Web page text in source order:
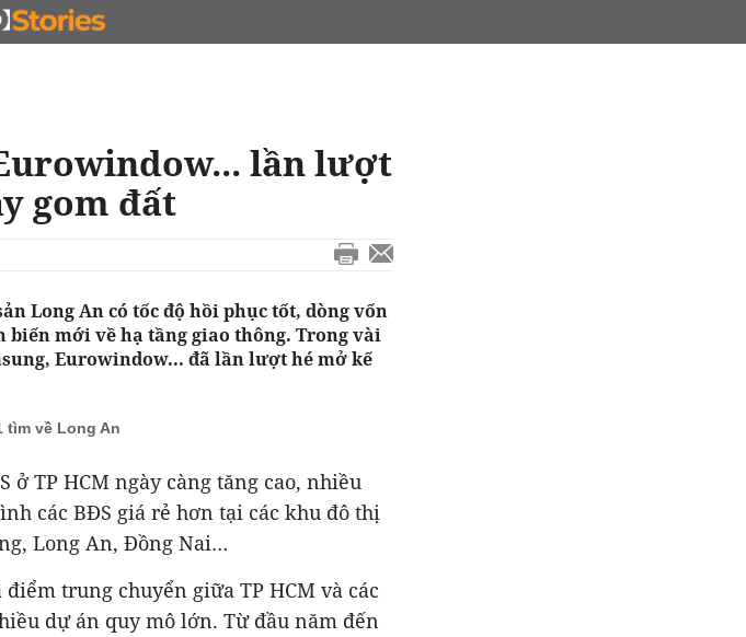
THẦU KINH DOANH
lần lượt
gom đất
Long An có tốc độ hồi phục tốt, dòng vốn
biến mới về hạ tầng giao thông. Trong vài
Eurowindow... đã lần lượt hé mở kế
tìm về Long An
TP HCM ngày càng tăng cao, nhiều
các BĐS giá rẻ hơn tại các khu đô thị
Long An, Đồng Nai…
trung chuyển giữa TP HCM và các
dự án quy mô lớn. Từ đầu năm đến